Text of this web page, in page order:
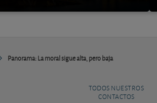
Panorama: La moral sigue alta, pero baja
TODOS NUESTROS
CONTACTOS